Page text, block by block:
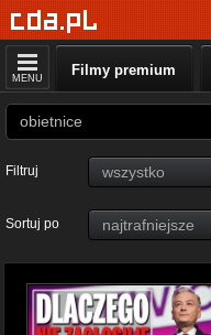
MENU Filmy premium
Filtruj
Sortuj po